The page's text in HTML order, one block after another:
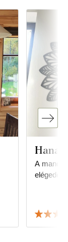
Hana
A